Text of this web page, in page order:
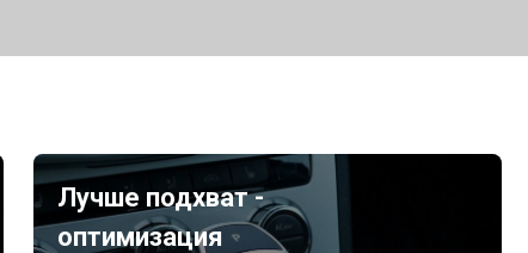
Лучше подхват -
оптимизация